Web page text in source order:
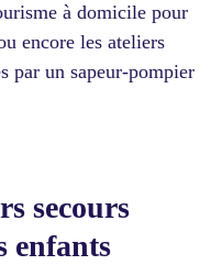
à domicile pour
encore les ateliers
par un sapeur-pompier
secours
enfants